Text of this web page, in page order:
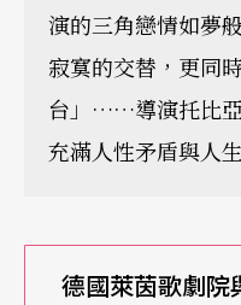
演的三角戀情如夢
寂寞的交替，更同
台」……導演托比
充滿人性矛盾與人
德國萊茵歌劇院